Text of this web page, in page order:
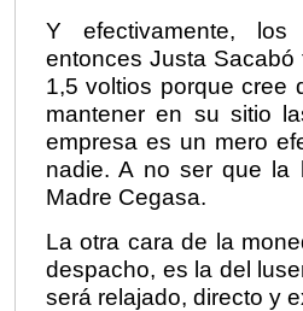
Y efectivamente, los
entonces Justa Sacabó
1,5 voltios porque cree
mantener en su sitio
empresa es un mero
nadie. A no ser que la
Madre Cegasa.
La otra cara de la
despacho, es la del
será relajado, directo y